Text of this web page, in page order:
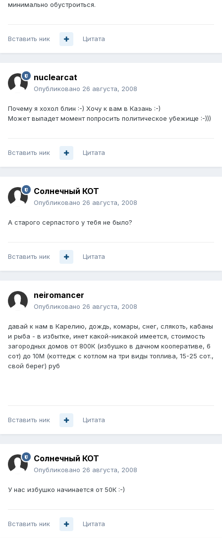
минимально обустроиться.
Вставить ник Цитата
nuclearcat
Опубликовано 26 августа, 2008
Почему я хохол блин :-) Хочу к вам в Казань :-)
Может выпадет момент попросить политическое убежище :-)))
Вставить ник Цитата
Солнечный КОТ
Опубликовано 26 августа, 2008
А старого серпастого у тебя не было?
Вставить ник Цитата
neiromancer
Опубликовано 26 августа, 2008
давай к нам в Карелию, дождь, комары, снег, слякоть, кабаны
и рыба - в избытке, инет какой-никакой имеется, стоимость
загородных домов от 800К (избушко в дачном кооперативе, 6
сот) до 10М (коттедж с котлом на три виды топлива, 15-25 сот.,
свой берег) руб
Вставить ник Цитата
Солнечный КОТ
Опубликовано 26 августа, 2008
У нас избушко начинается от 50К :-)
Вставить ник Цитата